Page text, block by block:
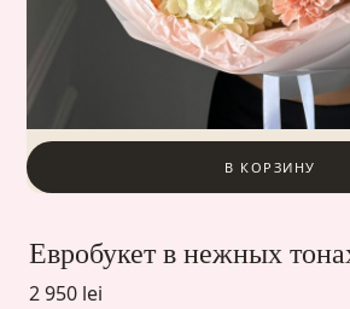
В КОРЗИНУ
Евробукет в нежных
2 950 lei